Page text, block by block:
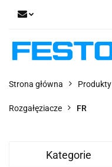
Strona główna Produkty
Rozgałęziacze FR
Kategorie